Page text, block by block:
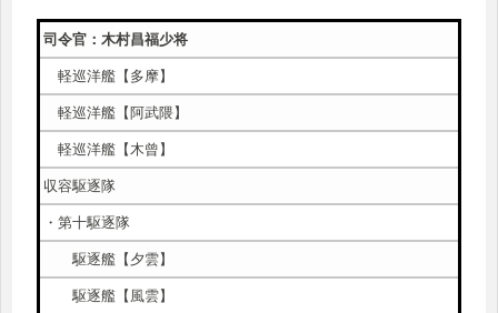
司令官：木村昌福少将
軽巡洋艦【多摩】
軽巡洋艦【阿武隈】
軽巡洋艦【木曾】
収容駆逐隊
・第十駆逐隊
駆逐艦【夕雲】
駆逐艦【風雲】